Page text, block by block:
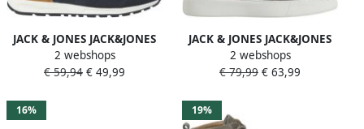
JACK & JONES JACK&JONES
JFWHARROW MESH SNEAKER
LN Heren Veterschoenen
2 webshops
€ 59,94 € 49,99
JACK & JONES JACK&JONES
JFWSTOCKHOLM LEATHER
SNEAKER NOOS Heren
2 webshops
€ 79,99 € 63,99
16% 19%